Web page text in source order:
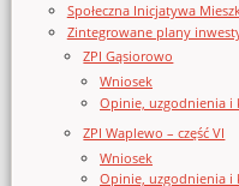
Społeczna Inicjatywa
Zintegrowane plany
ZPI Gąsiorowo
Wniosek
Opinie, uzgodnienia i
ZPI Waplewo – część VI
Wniosek
Opinie, uzgodnienia i